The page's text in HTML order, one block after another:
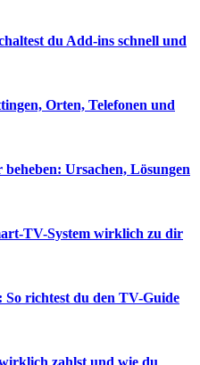
du Add-ins schnell und
Orten, Telefonen und
Ursachen, Lösungen
TV-System wirklich zu dir
richtest du den TV-Guide
zahlst und wie du